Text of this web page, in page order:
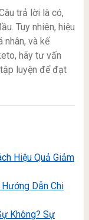
trả lời là có,
Tuy nhiên, hiệu
nhân, và kế
hãy tư vấn
luyện để đạt
Hiệu Quả Giảm
Dẫn Chi
Không? Sự